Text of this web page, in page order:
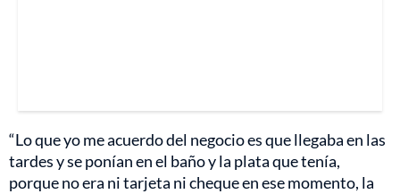
“Lo que yo me acuerdo del negocio es que llegaba en las
tardes y se ponían en el baño y la plata que tenía,
porque no era ni tarjeta ni cheque en ese momento, la